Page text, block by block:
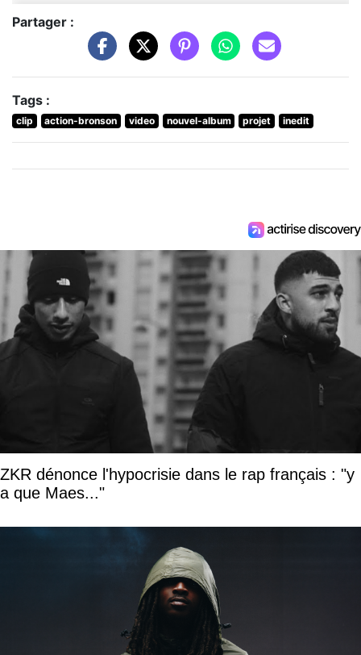
Partager :
Tags :
clip action-bronson video nouvel-album projet inedit
ZKR dénonce l'hypocrisie dans le rap français : "y
a que Maes..."